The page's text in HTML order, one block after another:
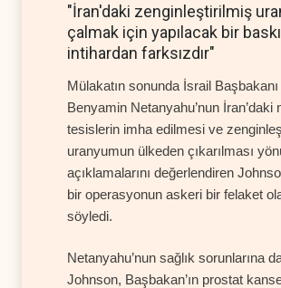
"İran'daki zenginleştirilmiş
çalmak için yapılacak bir
intihardan farksızdır"
Mülakatın sonunda İsrail Başbakanı
Benyamin Netanyahu’nun İran’daki
tesislerin imha edilmesi ve
uranyumun ülkeden çıkarılması
açıklamalarını değerlendiren
bir operasyonun askeri bir felaket
söyledi.
Netanyahu’nun sağlık sorunlarına
Johnson, Başbakan’ın prostat